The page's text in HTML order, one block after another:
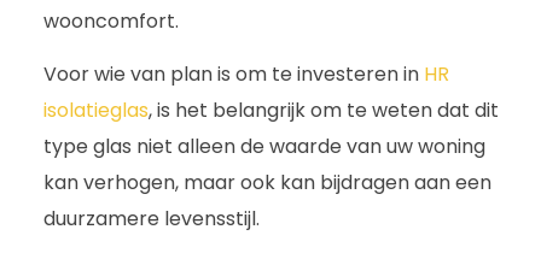
wooncomfort.
Voor wie van plan is om te investeren in HR
isolatieglas, is het belangrijk om te weten dat dit
type glas niet alleen de waarde van uw woning
kan verhogen, maar ook kan bijdragen aan een
duurzamere levensstijl.